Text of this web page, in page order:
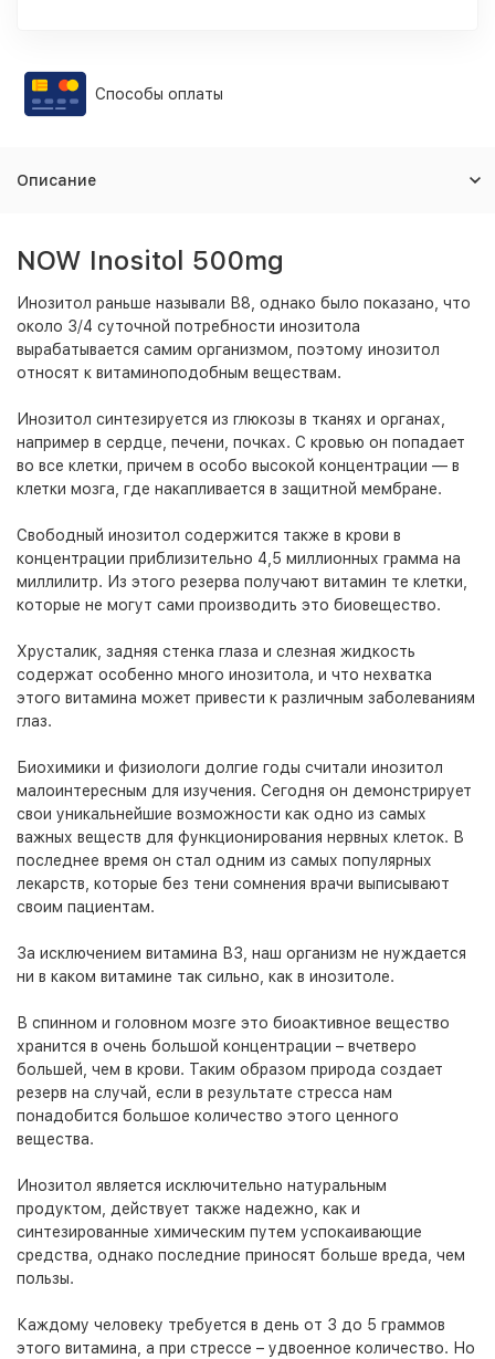
Способы оплаты
Описание
NOW Inositol 500mg
Инозитол раньше называли В8, однако было показано, что
около 3/4 суточной потребности инозитола
вырабатывается самим организмом, поэтому инозитол
относят к витаминоподобным веществам.
Инозитол синтезируется из глюкозы в тканях и органах,
например в сердце, печени, почках. С кровью он попадает
во все клетки, причем в особо высокой концентрации — в
клетки мозга, где накапливается в защитной мембране.
Свободный инозитол содержится также в крови в
концентрации приблизительно 4,5 миллионных грамма на
миллилитр. Из этого резерва получают витамин те клетки,
которые не могут сами производить это биовещество.
Хрусталик, задняя стенка глаза и слезная жидкость
содержат особенно много инозитола, и что нехватка
этого витамина может привести к различным заболеваниям
глаз.
Биохимики и физиологи долгие годы считали инозитол
малоинтересным для изучения. Сегодня он демонстрирует
свои уникальнейшие возможности как одно из самых
важных веществ для функционирования нервных клеток. В
последнее время он стал одним из самых популярных
лекарств, которые без тени сомнения врачи выписывают
своим пациентам.
За исключением витамина В3, наш организм не нуждается
ни в каком витамине так сильно, как в инозитоле.
В спинном и головном мозге это биоактивное вещество
хранится в очень большой концентрации – вчетверо
большей, чем в крови. Таким образом природа создает
резерв на случай, если в результате стресса нам
понадобится большое количество этого ценного
вещества.
Инозитол является исключительно натуральным
продуктом, действует также надежно, как и
синтезированные химическим путем успокаивающие
средства, однако последние приносят больше вреда, чем
пользы.
Каждому человеку требуется в день от 3 до 5 граммов
этого витамина, а при стрессе – удвоенное количество. Но